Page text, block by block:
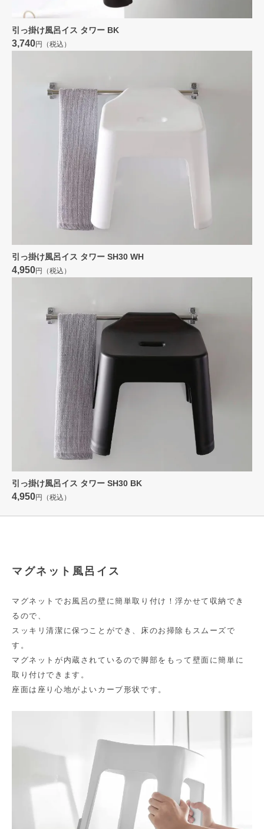
引っ掛け風呂イス タワー BK
3,740円（税込）
引っ掛け風呂イス タワー SH30 WH
4,950円（税込）
引っ掛け風呂イス タワー SH30 BK
4,950円（税込）
マグネット風呂イス
マグネットでお風呂の壁に簡単取り付け！浮かせて収納でき
るので、
スッキリ清潔に保つことができ、床のお掃除もスムーズで
す。
マグネットが内蔵されているので脚部をもって壁面に簡単に
取り付けできます。
座面は座り心地がよいカーブ形状です。